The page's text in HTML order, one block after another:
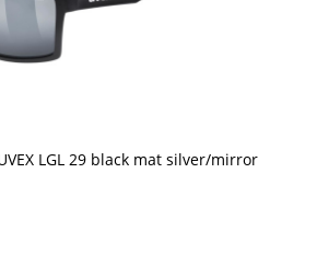
LGL 29 black mat silver/mirror